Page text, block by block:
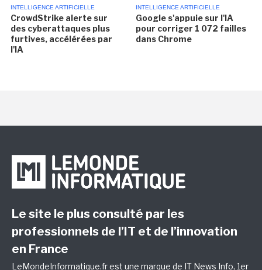
INTELLIGENCE ARTIFICIELLE
CrowdStrike alerte sur
des cyberattaques plus
furtives, accélérées par
l'IA
INTELLIGENCE ARTIFICIELLE
Google s'appuie sur l'IA
pour corriger 1 072 failles
dans Chrome
Le site le plus consulté par les
professionnels de l’IT et de l’innovation
en France
LeMondeInformatique.fr est une marque de IT News Info, 1er